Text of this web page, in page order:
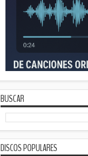
BUSCAR
DISCOS POPULARES